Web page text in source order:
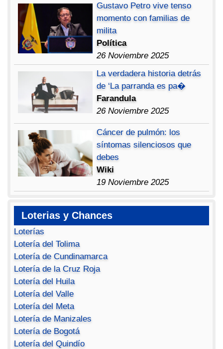
Gustavo Petro vive tenso
momento con familias de
milita
Política
26 Noviembre 2025
La verdadera historia detrás
de ‘La parranda es pa�
Farandula
26 Noviembre 2025
Cáncer de pulmón: los
síntomas silenciosos que
debes
Wiki
19 Noviembre 2025
Loterias y Chances
Loterías
Lotería del Tolima
Lotería de Cundinamarca
Lotería de la Cruz Roja
Lotería del Huila
Lotería del Valle
Lotería del Meta
Lotería de Manizales
Lotería de Bogotá
Lotería del Quindío